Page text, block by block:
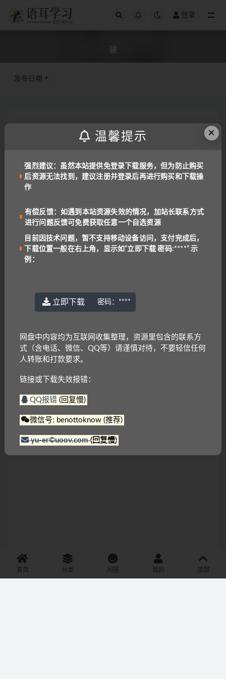
登录
发布日期
抱歉，暂无符合条件的内容
首页 分类 问答 我的 顶部
×
温馨提示
强烈建议：虽然本站提供免登录下载服务，但为防止购买
后资源无法找到，建议注册并登录后再进行购买和下载操
作
有偿反馈：如遇到本站资源失效的情况，加站长联系方式
进行问题反馈可免费获取任意一个自选资源
目前因技术问题，暂不支持移动设备访问，支付完成后，
下载位置一般在右上角，显示如“立即下载 密码:****” 示
例：
立即下载 密码： ****
网盘中内容均为互联网收集整理，资源里包含的联系方
式（含电话、微信、QQ等）请谨慎对待，不要轻信任何
人转账和打款要求。
链接或下载失效报错：
QQ报错(回复慢)
微信号: benottoknow (推荐)
yu-er©uoov.com(回复慢)